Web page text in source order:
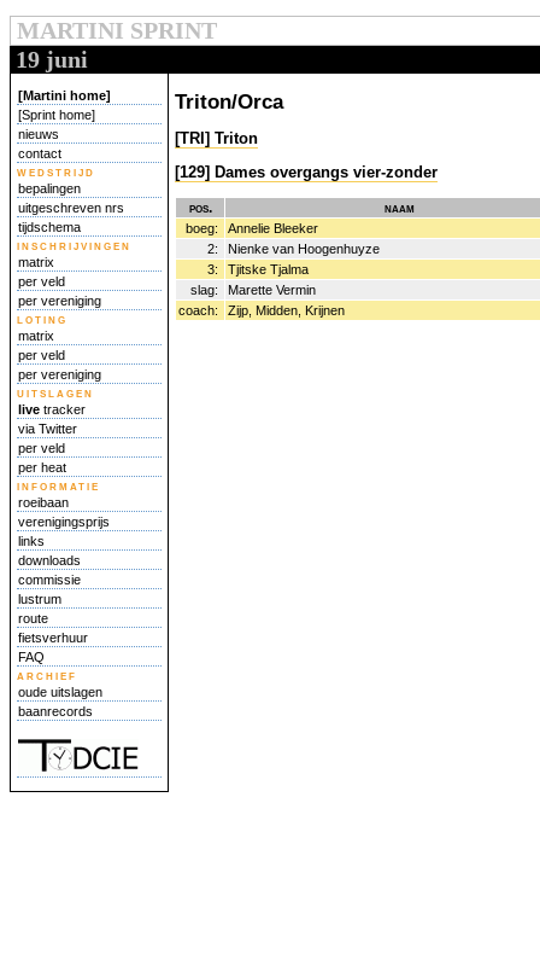
MARTINI SPRINT
19 juni
[Martini home]
[Sprint home]
nieuws
contact
wedstrijd
bepalingen
uitgeschreven nrs
tijdschema
inschrijvingen
matrix
per veld
per vereniging
loting
matrix
per veld
per vereniging
uitslagen
live tracker
via Twitter
per veld
per heat
informatie
roeibaan
verenigingsprijs
links
downloads
commissie
lustrum
route
fietsverhuur
FAQ
archief
oude uitslagen
baanrecords
Triton/Orca
[TRI] Triton
[129] Dames overgangs vier-zonder
pos. naam
boeg:
Annelie Bleeker
2:
Nienke van Hoogenhuyze
3:
Tjitske Tjalma
slag:
Marette Vermin
coach:
Zijp, Midden, Krijnen